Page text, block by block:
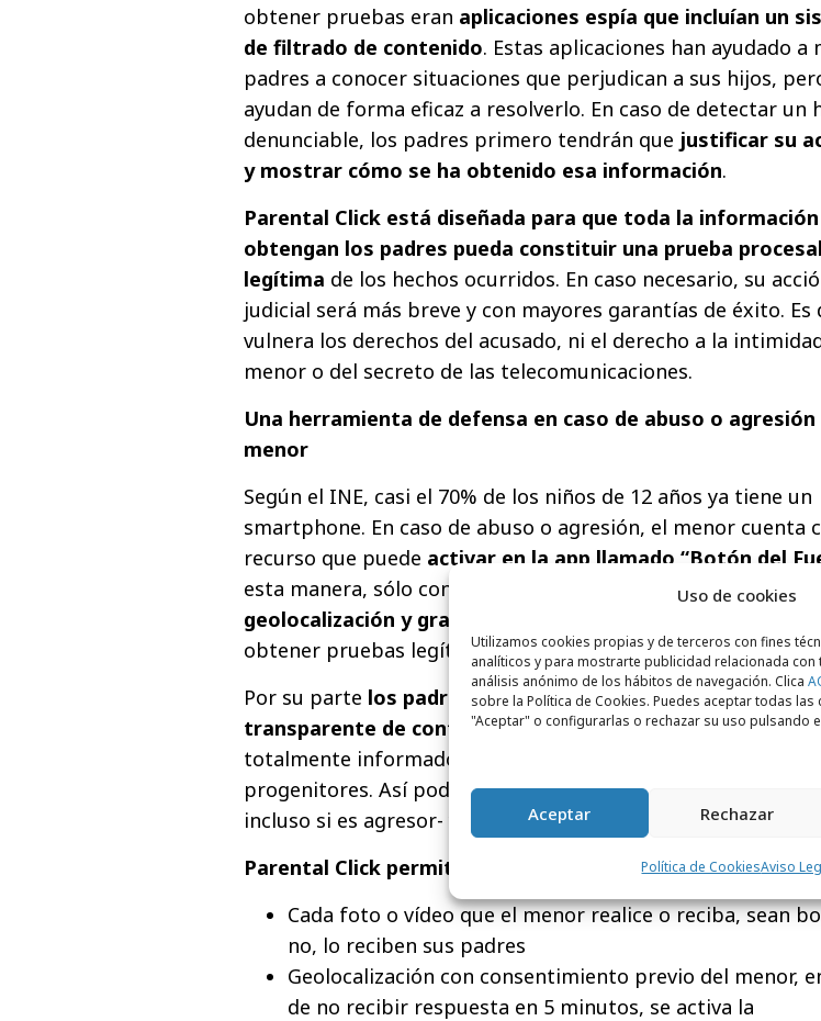
Uso de cookies
Utilizamos cookies propias y de terceros con fines
analíticos y para mostrarte publicidad relacionada con
análisis anónimo de los hábitos de navegación. Clica
sobre la Política de Cookies. Puedes aceptar todas
"Aceptar" o configurarlas o rechazar su uso pulsando
Aceptar Rechazar
Política de CookiesAviso
obtener pruebas eran aplicaciones espía que incluían un
de filtrado de contenido. Estas aplicaciones han ayudado a
padres a conocer situaciones que perjudican a sus hijos,
ayudan de forma eficaz a resolverlo. En caso de detectar un
denunciable, los padres primero tendrán que justificar su
y mostrar cómo se ha obtenido esa información.
Parental Click está diseñada para que toda la
obtengan los padres pueda constituir una prueba
legítima de los hechos ocurridos. En caso necesario, su
judicial será más breve y con mayores garantías de éxito. Es
vulnera los derechos del acusado, ni el derecho a la
menor o del secreto de las telecomunicaciones.
Una herramienta de defensa en caso de abuso o agresión
menor
Según el INE, casi el 70% de los niños de 12 años ya tiene un
smartphone. En caso de abuso o agresión, el menor cuenta
recurso que puede activar en la app llamado “Botón del
esta manera, sólo con agitar el teléfono se activan los
geolocalización y grabación de imagen y sonido
obtener pruebas legítimas de lo ocurrido.
Por su parte los padres obtienen una herramienta
transparente de control en el día a día, ya que el menor
totalmente informado de la información a la que tienen
progenitores. Así podrán detectar si su hijo es víctima de
incluso si es agresor- y si hace un uso responsable de la
Parental Click permite visualizar:
Cada foto o vídeo que el menor realice o reciba, sean
no, lo reciben sus padres
Geolocalización con consentimiento previo del menor,
de no recibir respuesta en 5 minutos, se activa la